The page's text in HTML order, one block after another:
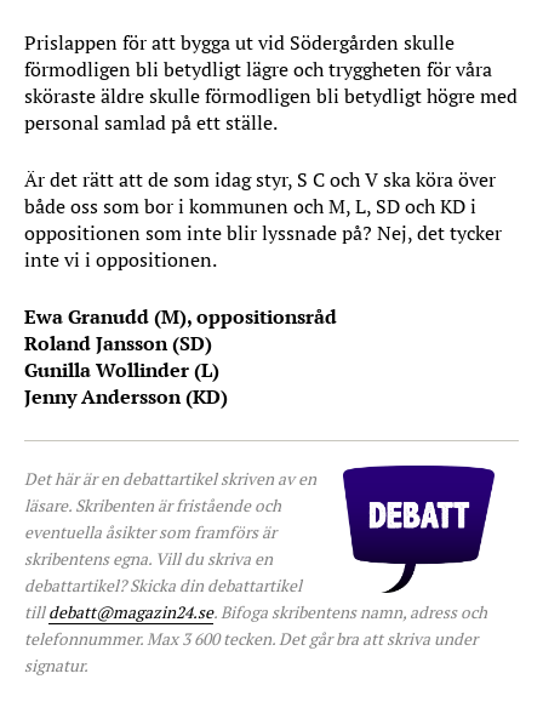
Prislappen för att bygga ut vid Södergården skulle
förmodligen bli betydligt lägre och tryggheten för våra
sköraste äldre skulle förmodligen bli betydligt högre med
personal samlad på ett ställe.
Är det rätt att de som idag styr, S C och V ska köra över
både oss som bor i kommunen och M, L, SD och KD i
oppositionen som inte blir lyssnade på? Nej, det tycker
inte vi i oppositionen.
Ewa Granudd (M), oppositionsråd
Roland Jansson (SD)
Gunilla Wollinder (L)
Jenny Andersson (KD)
Det här är en debattartikel skriven av en
läsare. Skribenten är fristående och
eventuella åsikter som framförs är
skribentens egna. Vill du skriva en
debattartikel? Skicka din debattartikel
tilldebatt@magazin24.se. Bifoga skribentens namn, adress och
telefonnummer. Max 3 600 tecken. Det går bra att skriva under
signatur.